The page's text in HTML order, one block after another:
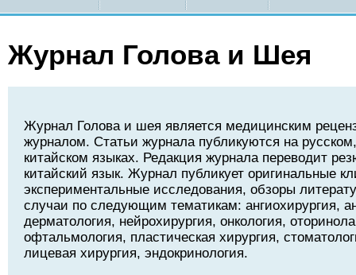
Журнал Голова и Шея
Журнал Голова и шея является медицинским
журналом. Статьи журнала публикуются на
китайском языках. Редакция журнала переводит
китайский язык. Журнал публикует оригинальные
экспериментальные исследования, обзоры
случаи по следующим тематикам: ангиохирургия,
дерматология, нейрохирургия, онкология,
офтальмология, пластическая хирургия,
лицевая хирургия, эндокринология.